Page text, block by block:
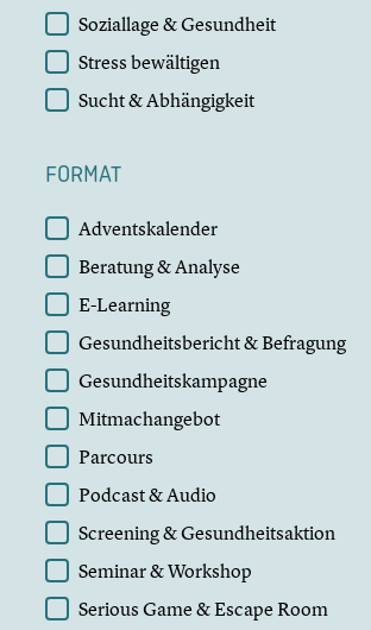
Soziallage & Gesundheit
Stress bewältigen
Sucht & Abhängigkeit
FORMAT
FORMAT
Adventskalender
Beratung & Analyse
E-Learning
Gesundheitsbericht & Befragung
Gesundheitskampagne
Mitmachangebot
Parcours
Podcast & Audio
Screening & Gesundheitsaktion
Seminar & Workshop
Serious Game & Escape Room